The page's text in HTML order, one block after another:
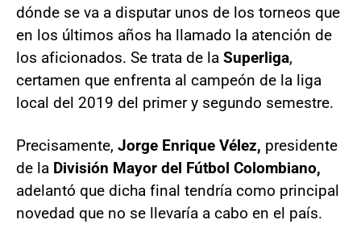
dónde se va a disputar unos de los torneos que
en los últimos años ha llamado la atención de
los aficionados. Se trata de la Superliga,
certamen que enfrenta al campeón de la liga
local del 2019 del primer y segundo semestre.
Precisamente, Jorge Enrique Vélez, presidente
de la División Mayor del Fútbol Colombiano,
adelantó que dicha final tendría como principal
novedad que no se llevaría a cabo en el país.